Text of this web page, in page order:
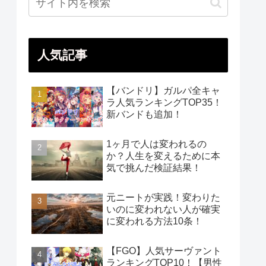
人気記事
【バンドリ】ガルパ全キャ
ラ人気ランキングTOP35！
新バンドも追加！
1ヶ月で人は変われるの
か？人生を変えるために本
気で挑んだ検証結果！
元ニートが実践！変わりた
いのに変われない人が確実
に変われる方法10条！
【FGO】人気サーヴァント
ランキングTOP10！【男性